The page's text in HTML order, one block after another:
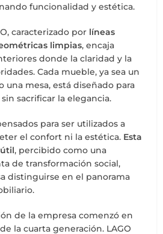
funcionalidad y estética.
caracterizado por líneas
limpias, encaja
donde la claridad y la
Cada mueble, ya sea un
una mesa, está diseñado para
sacrificar la elegancia.
para ser utilizados a
el confort ni la estética. Esta
, percibido como una
de transformación social,
distinguirse en el panorama
de la empresa comenzó en
la cuarta generación. LAGO